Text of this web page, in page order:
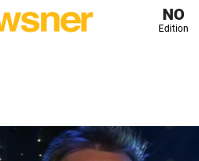
NO
Edition